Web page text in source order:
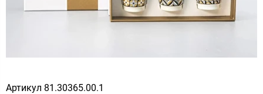
Артикул 81.30365.00.1